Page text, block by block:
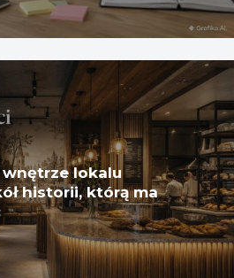
lokalu
historii, którą ma